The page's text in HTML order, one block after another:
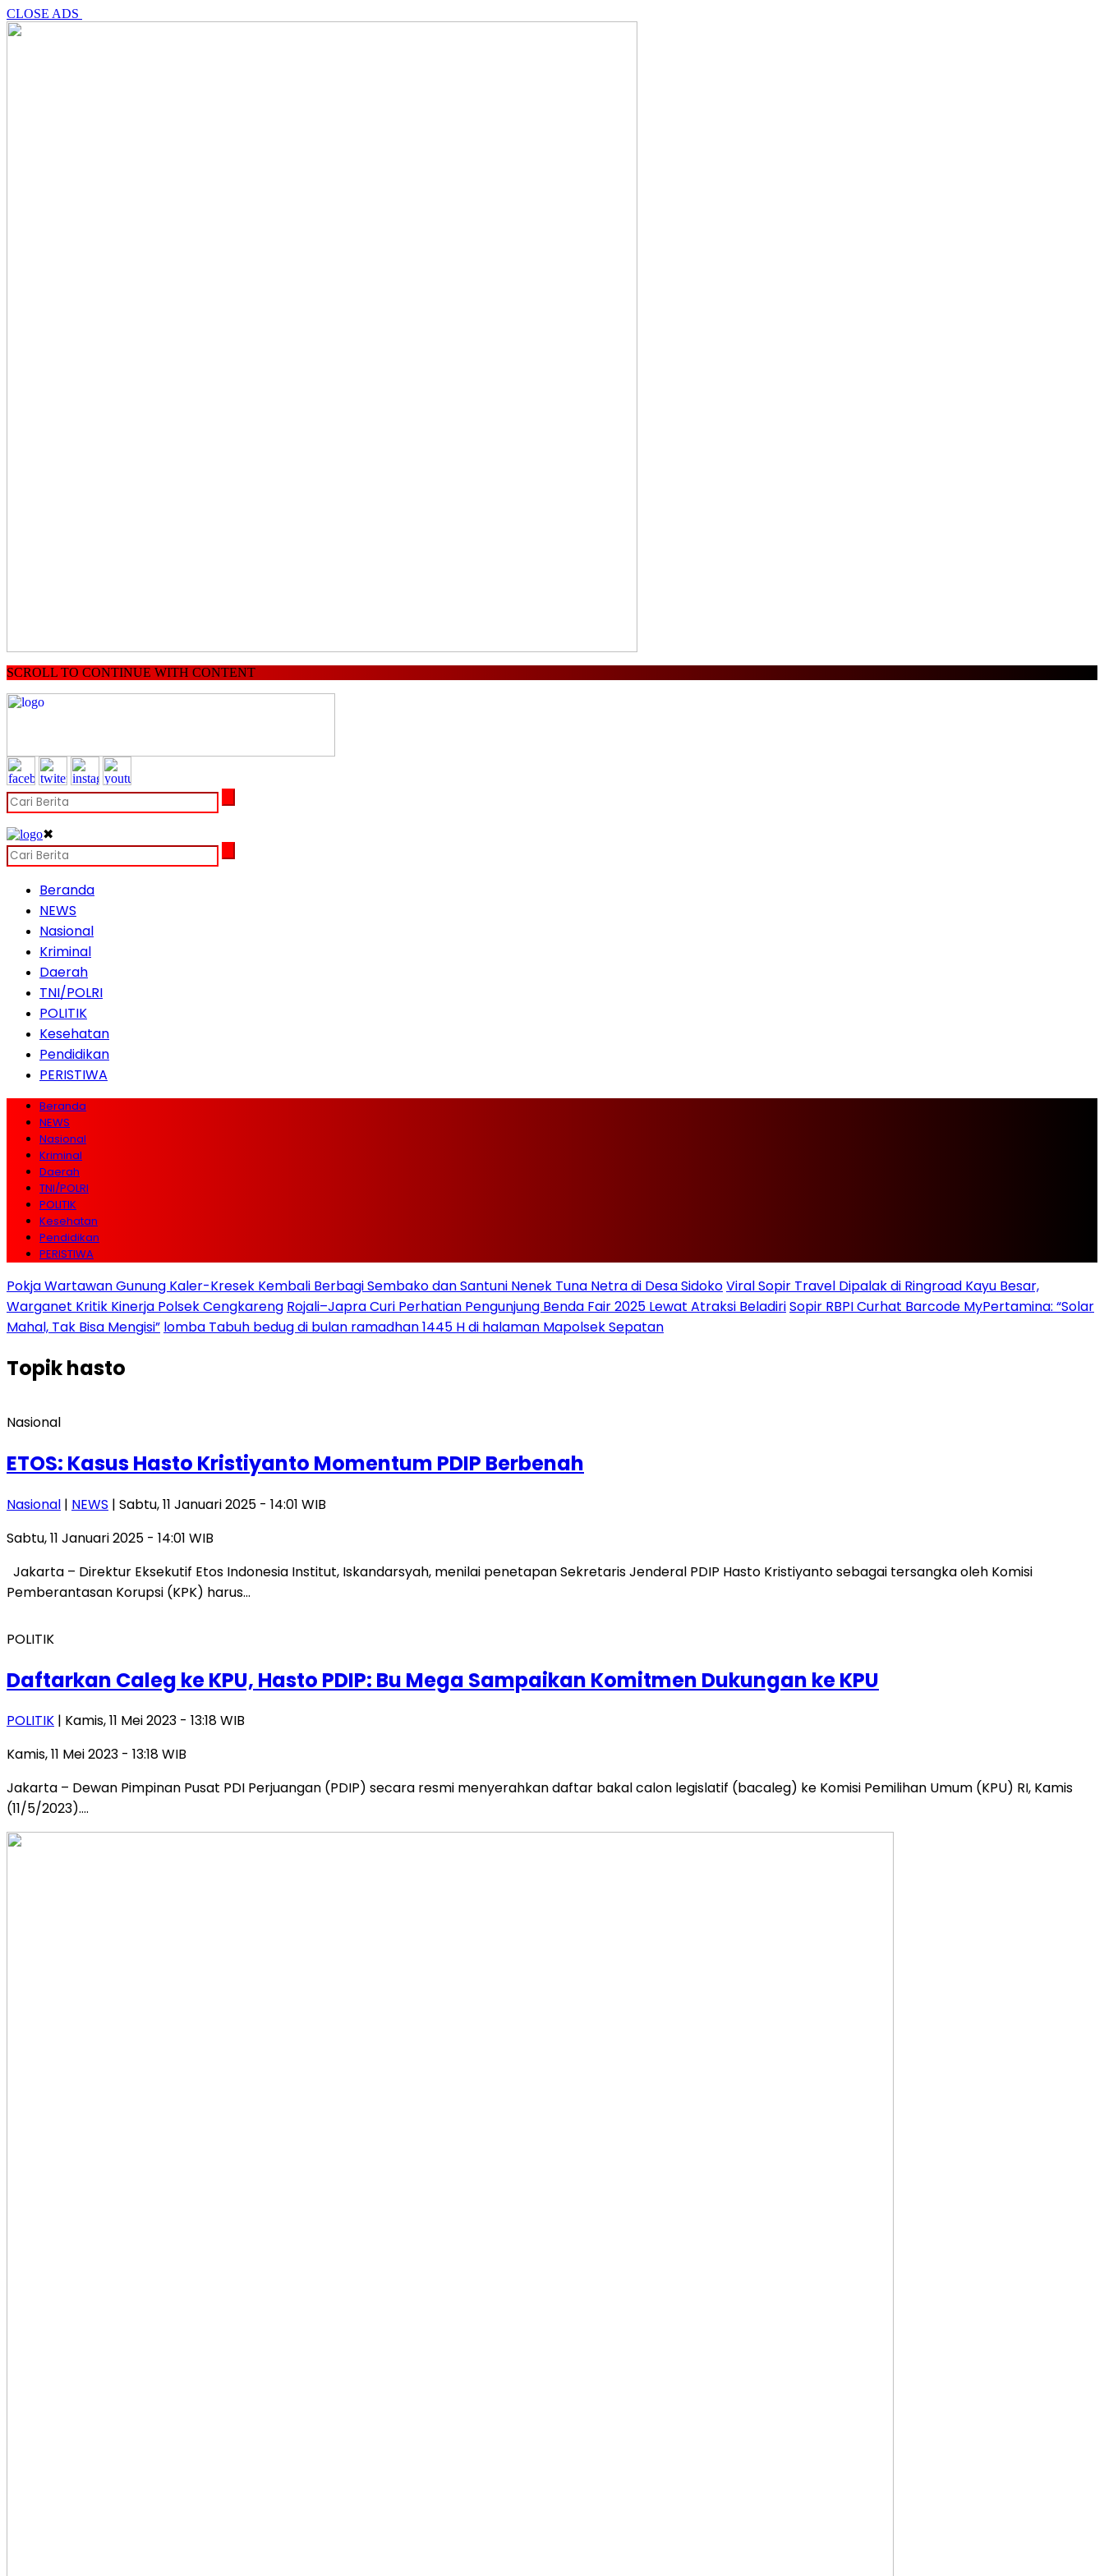
CLOSE ADS
SCROLL TO CONTINUE WITH CONTENT
✖
Beranda
NEWS
Nasional
Kriminal
Daerah
TNI/POLRI
POLITIK
Kesehatan
Pendidikan
PERISTIWA
Beranda
NEWS
Nasional
Kriminal
Daerah
TNI/POLRI
POLITIK
Kesehatan
Pendidikan
PERISTIWA
Pokja Wartawan Gunung Kaler-Kresek Kembali Berbagi Sembako dan Santuni Nenek Tuna Netra di Desa SidokoViral Sopir Travel Dipalak di Ringroad Kayu Besar,
Warganet Kritik Kinerja Polsek Cengkareng Rojali–Japra Curi Perhatian Pengunjung Benda Fair 2025 Lewat Atraksi BeladiriSopir RBPI Curhat Barcode MyPertamina: “Solar
Mahal, Tak Bisa Mengisi” lomba Tabuh bedug di bulan ramadhan 1445 H di halaman Mapolsek Sepatan
Topikhasto
Nasional
ETOS: Kasus Hasto Kristiyanto Momentum PDIP Berbenah
Nasional | NEWS | Sabtu, 11 Januari 2025 - 14:01 WIB
Sabtu, 11 Januari 2025 - 14:01 WIB
Jakarta – Direktur Eksekutif Etos Indonesia Institut, Iskandarsyah, menilai penetapan Sekretaris Jenderal PDIP Hasto Kristiyanto sebagai tersangka oleh Komisi
Pemberantasan Korupsi (KPK) harus…
POLITIK
Daftarkan Caleg ke KPU, Hasto PDIP: Bu Mega Sampaikan Komitmen Dukungan ke KPU
POLITIK | Kamis, 11 Mei 2023 - 13:18 WIB
Kamis, 11 Mei 2023 - 13:18 WIB
Jakarta – Dewan Pimpinan Pusat PDI Perjuangan (PDIP) secara resmi menyerahkan daftar bakal calon legislatif (bacaleg) ke Komisi Pemilihan Umum (KPU) RI, Kamis
(11/5/2023)….